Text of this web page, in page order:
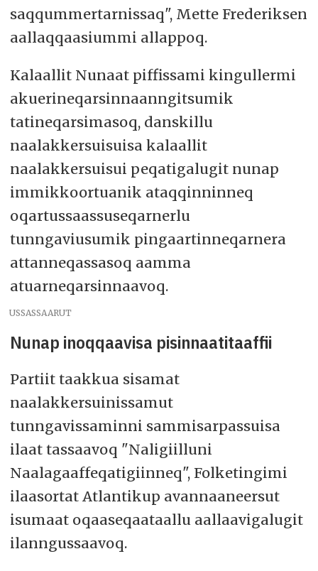
saqqummertarnissaq", Mette Frederiksen
aallaqqaasiummi allappoq.
Kalaallit Nunaat piffissami kingullermi
akuerineqarsinnaanngitsumik
tatineqarsimasoq, danskillu
naalakkersuisuisa kalaallit
naalakkersuisui peqatigalugit nunap
immikkoortuanik ataqqinninneq
oqartussaassuseqarnerlu
tunngaviusumik pingaartinneqarnera
attanneqassasoq aamma
atuarneqarsinnaavoq.
USSASSAARUT
Nunap inoqqaavisa pisinnaatitaaffii
Partiit taakkua sisamat
naalakkersuinissamut
tunngavissaminni sammisarpassuisa
ilaat tassaavoq "Naligiilluni
Naalagaaffeqatigiinneq", Folketingimi
ilaasortat Atlantikup avannaaneersut
isumaat oqaaseqaataallu aallaavigalugit
ilanngussaavoq.